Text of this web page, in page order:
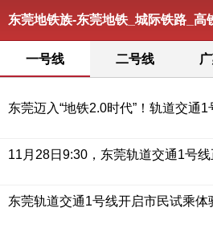
东莞地铁族-东莞地铁_城际铁路_高
一号线 二号线
东莞迈入“地铁2.0时代”！轨道交通
11月28日9:30，东莞轨道交通1号线
东莞轨道交通1号线开启市民试乘体